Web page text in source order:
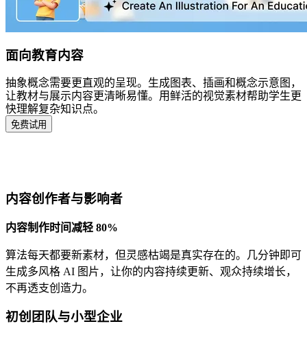
面向教育内容
抽象概念需要更直观的呈现。生成图表、插画和概念示意图，
让教材与展示内容更清晰易懂。用鲜活的视觉素材帮助学生更
快理解复杂知识点。
免费试用
内容创作者与影响者
内容制作时间减轻 80%
算法每天都要新素材，但灵感枯竭是真实存在的。几分钟即可
生成多风格 AI 图片，让你的内容持续更新、观众持续增长，
不再透支创造力。
初创团队与小型企业